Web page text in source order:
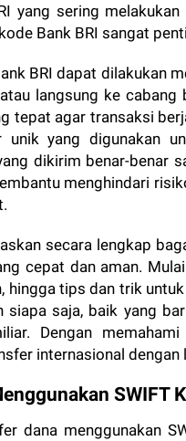
yang sering
Bank BRI sangat
BRI dapat dilakukan
langsung ke
tepat agar transaksi
unik yang digunakan
dikirim benar-benar
menghindari
secara lengkap
cepat dan aman.
hingga tips dan trik
saja, baik yang
Dengan
internasional dengan
SWIFT
dana menggunakan